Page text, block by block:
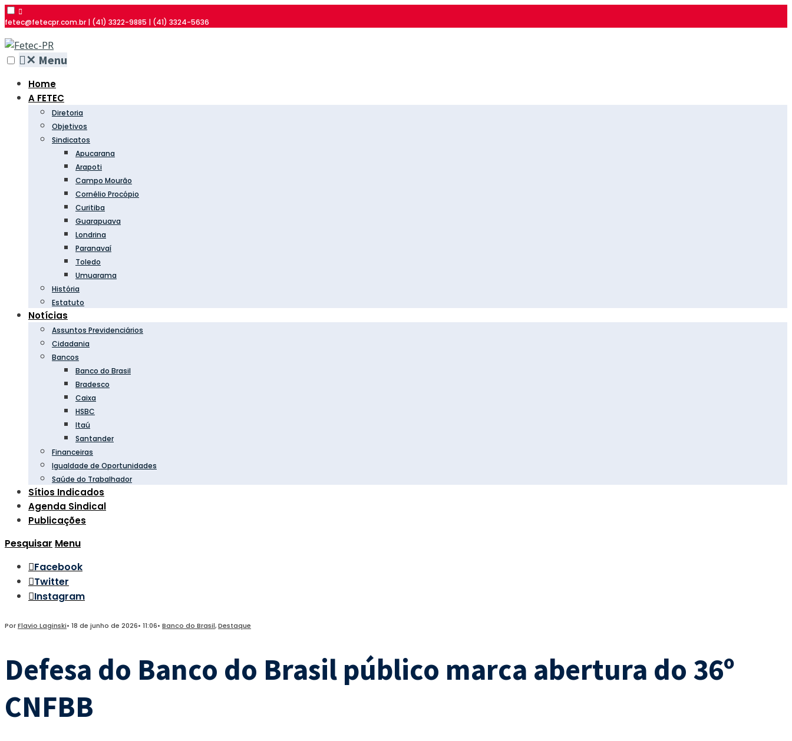
fetec@fetecpr.com.br | (41) 3322-9885 | (41) 3324-5636
✕ Menu
Home
A FETEC
Diretoria
Objetivos
Sindicatos
Apucarana
Arapoti
Campo Mourão
Cornélio Procópio
Curitiba
Guarapuava
Londrina
Paranavaí
Toledo
Umuarama
História
Estatuto
Notícias
Assuntos Previdenciários
Cidadania
Bancos
Banco do Brasil
Bradesco
Caixa
HSBC
Itaú
Santander
Financeiras
Igualdade de Oportunidades
Saúde do Trabalhador
Sítios Indicados
Agenda Sindical
Publicações
Pesquisar Menu
Facebook
Twitter
Instagram
PorFlavio Laginski• 18 de junho de 2026• 11:06• Banco do Brasil,Destaque
Defesa do Banco do Brasil público marca abertura do 36º
CNFBB